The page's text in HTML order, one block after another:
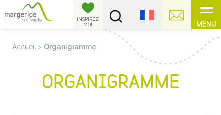
MENU
INSPIREZ
MOI
Accueil > Organigramme
ORGANIGRAMME
Panneau de gestion des cookies